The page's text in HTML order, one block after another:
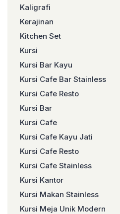
Kaligrafi
Kerajinan
Kitchen Set
Kursi
Kursi Bar Kayu
Kursi Cafe Bar Stainless
Kursi Cafe Resto
Kursi Bar
Kursi Cafe
Kursi Cafe Kayu Jati
Kursi Cafe Resto
Kursi Cafe Stainless
Kursi Kantor
Kursi Makan Stainless
Kursi Meja Unik Modern